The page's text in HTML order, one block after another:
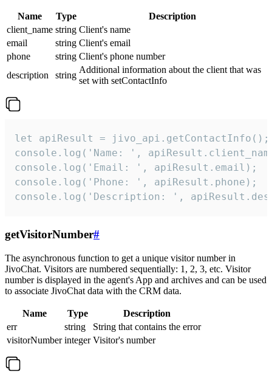
Name Type
Description
client_name string Client's name
email
string Client's email
phone
string Client's phone number
description
string
Additional information about the client that was
set with setContactInfo
let apiResult = jivo_api.getContactInfo();
console.log('Name: ',
console.log('Email: ', apiResult.email);
console.log('Phone: ', apiResult.phone);
console.log('Description: ',
getVisitorNumber#
The asynchronous function to get a unique visitor number in
JivoChat. Visitors are numbered sequentially: 1, 2, 3, etc. Visitor
number is displayed in the agent's App and archives and can be used
to associate JivoChat data with the CRM data.
Name Type
Description
err
string
String that contains the error
visitorNumber integer Visitor's number